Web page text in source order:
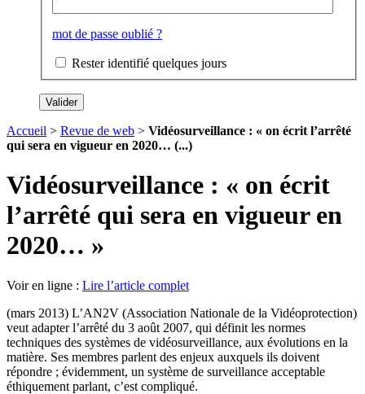
mot de passe oublié ?
Rester identifié quelques jours
Accueil > Revue de web > Vidéosurveillance : « on écrit l’arrêté
qui sera en vigueur en 2020… (...)
Vidéosurveillance : « on écrit
l’arrêté qui sera en vigueur en
2020… »
Voir en ligne : Lire l’article complet
(mars 2013) L’AN2V (Association Nationale de la Vidéoprotection)
veut adapter l’arrêté du 3 août 2007, qui définit les normes
techniques des systèmes de vidéosurveillance, aux évolutions en la
matière. Ses membres parlent des enjeux auxquels ils doivent
répondre ; évidemment, un système de surveillance acceptable
éthiquement parlant, c’est compliqué.